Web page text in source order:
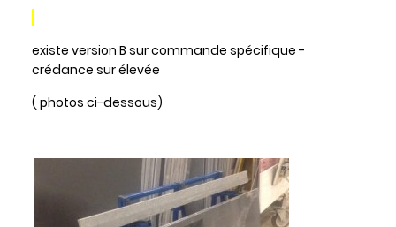
existe version B sur commande spécifique -
crédance sur élevée
( photos ci-dessous)